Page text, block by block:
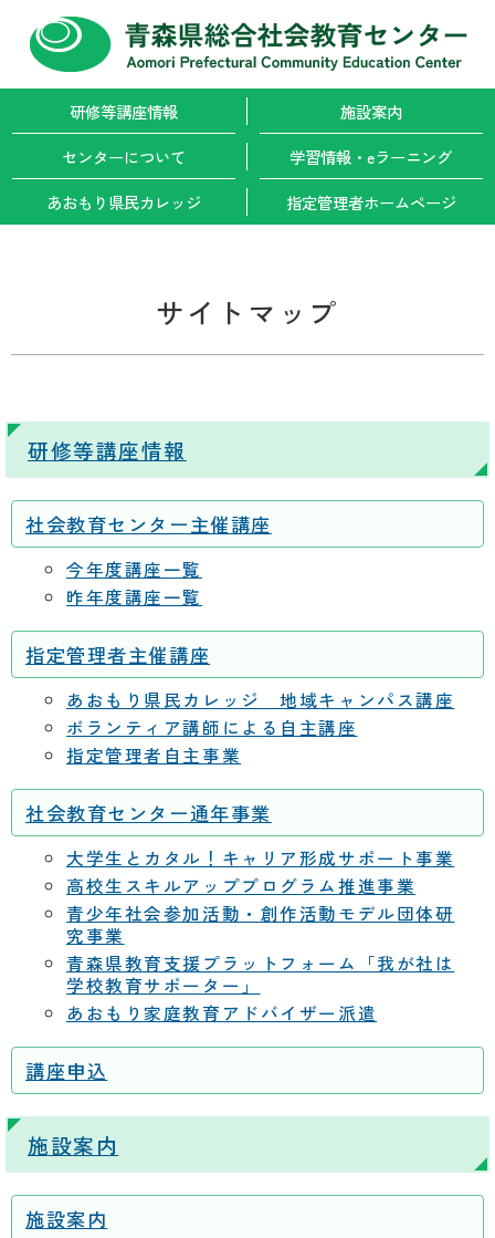
研修等講座情報
施設案内
センターについて
学習情報・ eラーニング
あおもり県民カレッジ
指定管理者ホームページ
サイトマップ
研修等講座情報
社会教育センター主催講座
今年度講座一覧
昨年度講座一覧
指定管理者主催講座
あおもり県民カレッジ 地域キャンパス講座
ボランティア講師による自主講座
指定管理者自主事業
社会教育センター通年事業
大学生とカタル！キャリア形成サポート事業
高校生スキルアッププログラム推進事業
青少年社会参加活動・創作活動モデル団体研
究事業
青森県教育支援プラットフォーム「我が社は
学校教育サポーター」
あおもり家庭教育アドバイザー派遣
講座申込
施設案内
施設案内